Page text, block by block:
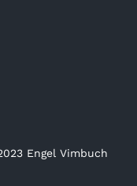
Engel Vimbuch